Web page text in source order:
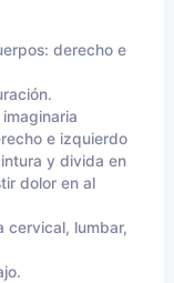
derecho e
e izquierdo
y divida en
dolor en al
cervical, lumbar,